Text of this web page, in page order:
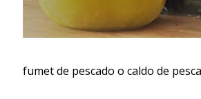
fumet de pescado o caldo de